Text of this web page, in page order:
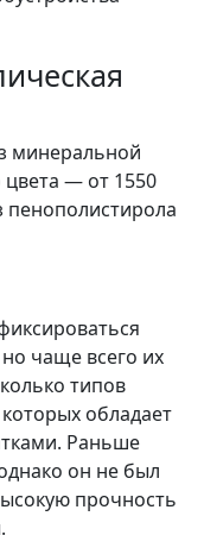
минеральной
цвета — от 1550
пенополистирола
чаще всего их
типов
обладает
Раньше
он не был
прочность